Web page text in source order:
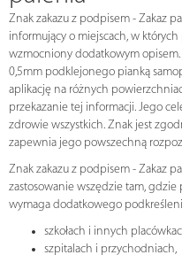
Znak zakazu z podpisem - Zakaz
informujący o miejscach, w
wzmocniony dodatkowym opisem.
0,5mm podklejonego pianką
aplikację na różnych
przekazanie tej informacji. Jego
zdrowie wszystkich. Znak jest
zapewnia jego powszechną
Znak zakazu z podpisem - Zakaz
zastosowanie wszędzie tam,
wymaga dodatkowego
szkołach i innych
szpitalach i przychodniach,